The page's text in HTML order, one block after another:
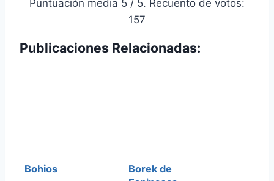
Puntuación media 5 / 5. Recuento de votos:
157
Publicaciones Relacionadas:
Bohios
Borek de